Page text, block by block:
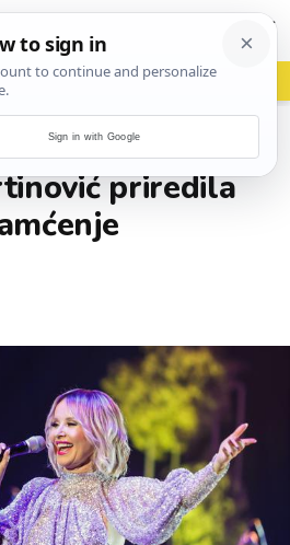
vrh! woot?!
priredila
Sign in with Google